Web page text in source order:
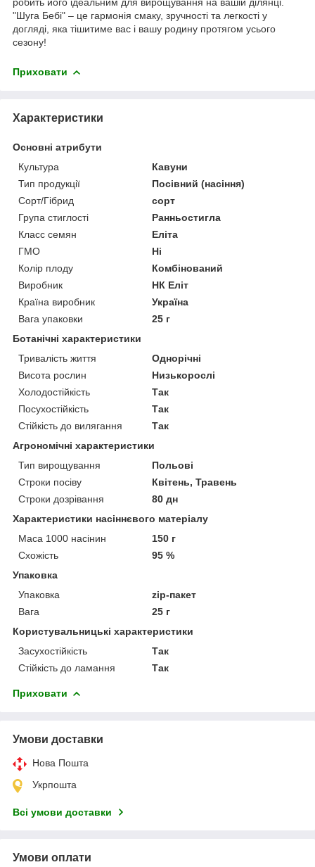
"Шуга Бебі" – це гармонія смаку, зручності та легкості у
догляді, яка тішитиме вас і вашу родину протягом усього
сезону!
Приховати
Характеристики
Основні атрибути
Культура
Кавуни
Тип продукції
Посівний (насіння)
Сорт/Гібрид
сорт
Група стиглості
Ранньостигла
Класс семян
Еліта
ГМО
Ні
Колір плоду
Комбінований
Виробник
НК Еліт
Країна виробник
Україна
Вага упаковки
25 г
Ботанічні характеристики
Тривалість життя
Однорічні
Висота рослин
Низькорослі
Холодостійкість
Так
Посухостійкість
Так
Стійкість до вилягання
Так
Агрономічні характеристики
Тип вирощування
Польові
Строки посіву
Квітень, Травень
Строки дозрівання
80 дн
Характеристики насіннєвого матеріалу
Маса 1000 насінин
150 г
Схожість
95 %
Упаковка
Упаковка
zip-пакет
Вага
25 г
Користувальницькі характеристики
Засухостійкість
Так
Стійкість до ламання
Так
Приховати
Умови доставки
Нова Пошта
Укрпошта
Всі умови доставки
Умови оплати